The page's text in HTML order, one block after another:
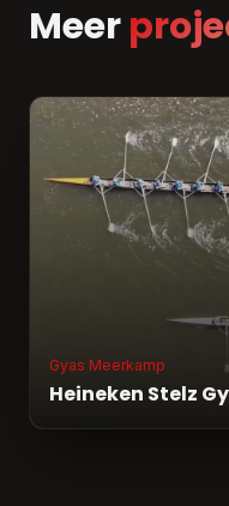
Meer
Gyas Meerkamp
Heineken Stelz